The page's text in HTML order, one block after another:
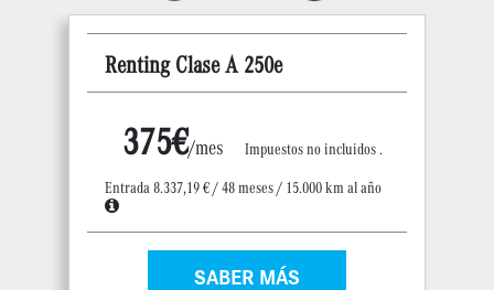
Renting Clase A 250e
375€/mes
Impuestos no incluidos .
Entrada 8.337,19 € / 48 meses / 15.000 km al año
SABER MÁS